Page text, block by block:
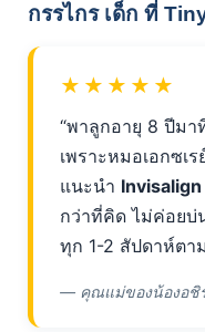
กรรไกร เด็ก ที่
★★★★★
“พาลูกอายุ 8 ปีม
เพราะหมอเอกซเ
แนะนำ
กว่าที่คิด ไม่ค่อยบ่
ทุก 1-2 สัปดาห์ตา
— คุณแม่ของน้องอชิ